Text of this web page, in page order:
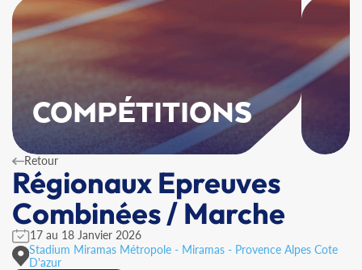
COMPÉTITIONS
Retour
Régionaux Epreuves
Combinées / Marche
17 au 18 Janvier 2026
Stadium Miramas Métropole - Miramas - Provence Alpes Cote
D'azur